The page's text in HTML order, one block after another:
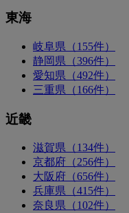
東海
岐阜県（155件）
静岡県（396件）
愛知県（492件）
三重県（166件）
近畿
滋賀県（134件）
京都府（256件）
大阪府（656件）
兵庫県（415件）
奈良県（102件）